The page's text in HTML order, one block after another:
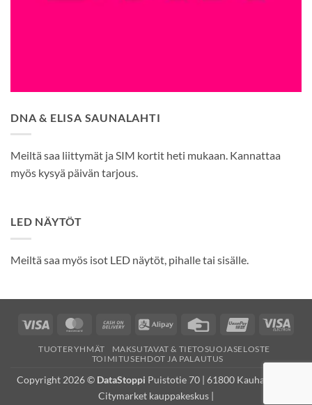
DNA & ELISA SAUNALAHTI
Meiltä saa liittymät ja SIM kortit heti mukaan. Kannattaa
myös kysyä päivän tarjous.
LED NÄYTÖT
Meiltä saa myös isot LED näytöt, pihalle tai sisälle.
Visa MasterCardCash
Delivery
Alipay
Credit
UnionPayVisa
TUOTERYHMÄT
MAKSUTAVAT & TIETOSUOJASELOSTE
TOIMITUSEHDOT JA PALAUTUS
Copyright 2026 © DataStoppi Puistotie 70 | 61800 Kauhajoki (K-
Citymarket kauppakeskus |